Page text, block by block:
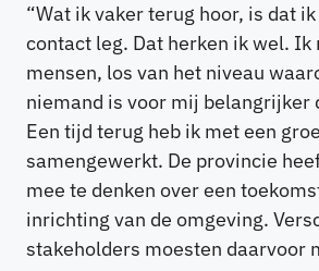
“Wat ik vaker terug hoor, is dat
contact leg. Dat herken ik wel. Ik
mensen, los van het niveau
niemand is voor mij belangrijker
Een tijd terug heb ik met een
samengewerkt. De provincie
mee te denken over een
inrichting van de omgeving.
stakeholders moesten daarvoor